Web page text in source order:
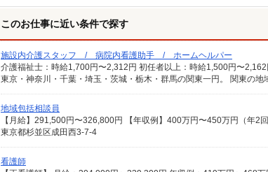
このお仕事に近い条件で探す
施設内介護スタッフ / 病院内看護助手 / ホームヘルパー
東京・神奈川・千葉・埼玉・茨城・栃木・群馬の関東一円。 関東の
地域包括相談員
東京都杉並区成田西3-7-4
看護師